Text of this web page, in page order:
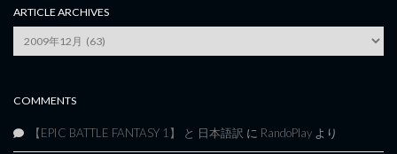
ARTICLE ARCHIVES
Article
Archives
COMMENTS
【EPIC BATTLE FANTASY 1】 と 日本語訳 に RandoPlay より